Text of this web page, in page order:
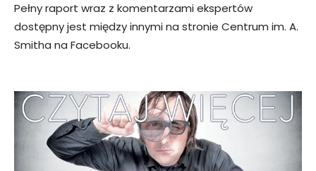
Pełny raport wraz z komentarzami ekspertów
dostępny jest między innymi na stronie Centrum im. A.
Smitha na Facebooku.